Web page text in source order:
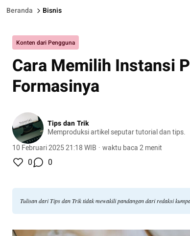
Beranda Bisnis
Konten dari Pengguna
Cara Memilih Instansi
Formasinya
Tips dan Trik
Memproduksi artikel seputar tutorial dan tips.
10 Februari 2025 21:18 WIB · waktu baca 2 menit
0 0
Tulisan dari Tips dan Trik tidak mewakili pandangan dari redaksi